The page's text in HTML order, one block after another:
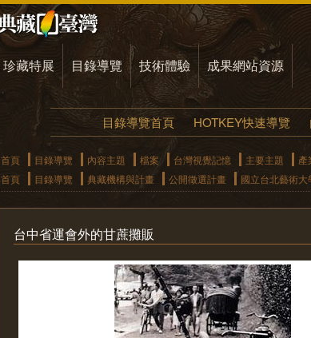
珍藏特展 目錄導覽 技術體驗 成果網站資源
目錄導覽首頁 HOTKEY快速導覽
首頁 目錄導覽 內容主題 檔案 台灣視覺記憶 主要主題 產
首頁
目錄導覽 典藏機構與計畫 公開徵選計畫 國立台北藝術大
台中省運會外的甘蔗攤販